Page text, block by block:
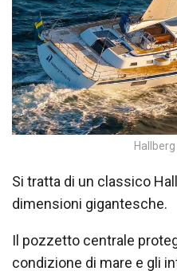
Si tratta di un classico
dimensioni gigantesche.
Il pozzetto centrale
condizione di mare e gli